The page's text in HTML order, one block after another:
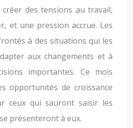
des tensions au travail,
et une pression accrue. Les
à des situations qui les
aux changements et à
importantes. Ce mois
opportunités de croissance
ceux qui sauront saisir les
présenteront à eux.